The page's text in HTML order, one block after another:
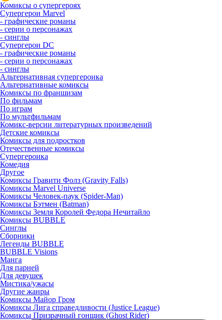
Комиксы о супергероях
Супергерои Marvel
- графические романы
- серии о персонажах
- синглы
Супергерои DC
- графические романы
- серии о персонажах
- синглы
Альтернативная супергероика
Альтернативные комиксы
Комиксы по франшизам
По фильмам
По играм
По мультфильмам
Комикс-версии литературных произведений
Детские комиксы
Комиксы для подростков
Отечественные комиксы
Супергероика
Комедия
Другое
Комиксы Гравити Фолз (Gravity Falls)
Комиксы Marvel Universe
Комиксы Человек-паук (Spider-Man)
Комиксы Бэтмен (Batman)
Комиксы Земля Королей Федора Нечитайло
Комиксы BUBBLE
Синглы
Сборники
Легенды BUBBLE
BUBBLE Visions
Манга
Для парней
Для девушек
Мистика/ужасы
Другие жанры
Комиксы Майор Гром
Комиксы Лига справедливости (Justice League)
Комиксы Призрачный гонщик (Ghost Rider)